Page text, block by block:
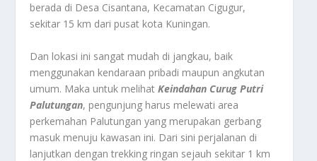
berada di Desa Cisantana, Kecamatan Cigugur,
sekitar 15 km dari pusat kota Kuningan.
Dan lokasi ini sangat mudah di jangkau, baik
menggunakan kendaraan pribadi maupun angkutan
umum. Maka untuk melihatKeindahan Curug Putri
Palutungan, pengunjung harus melewati area
perkemahan Palutungan yang merupakan gerbang
masuk menuju kawasan ini. Dari sini perjalanan di
lanjutkan dengan trekking ringan sejauh sekitar 1 km